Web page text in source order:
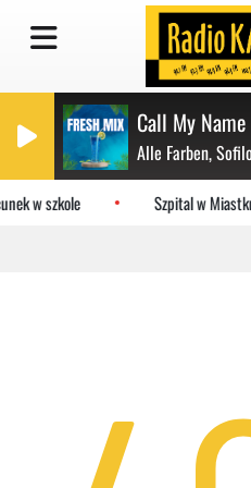
Call My Name
Alle Farben,
w szkole Szpital w